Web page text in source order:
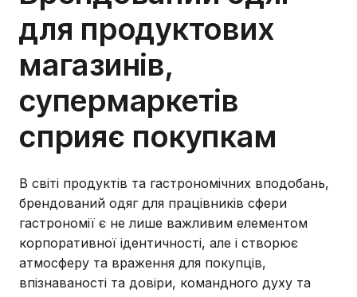
для продуктових
магазинів,
супермаркетів
сприяє покупкам
В світі продуктів та гастрономічних вподобань,
брендований одяг для працівників сфери
гастрономії є не лише важливим елементом
корпоративної ідентичності, але і створює
атмосферу та враження для покупців,
впізнаваності та довіри, командного духу та